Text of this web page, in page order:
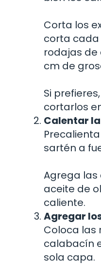
Corta los
corta
rodajas de
cm de
Si
cortarlos
Calentar
sartén a
Agrega
aceite de
caliente.
Agregar
Coloca las
calabacín
sola capa.